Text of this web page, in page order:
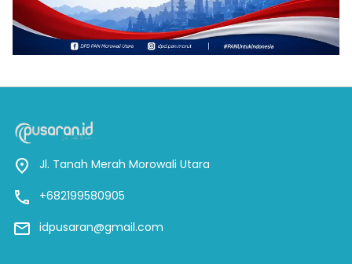
Jl. Tanah Merah Morowali Utara
+682199580905
idpusaran@gmail.com